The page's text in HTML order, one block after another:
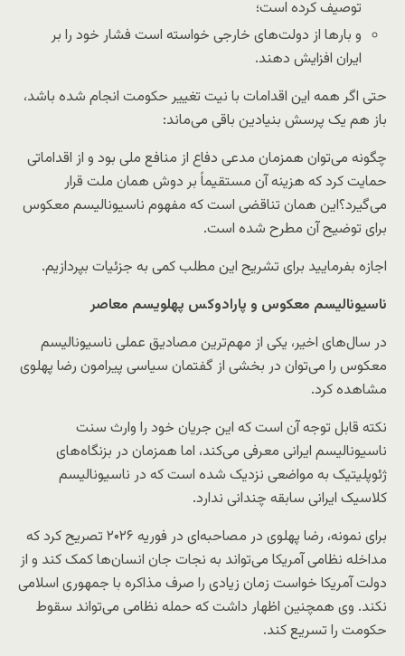
توصیف کرده است؛
و بارها از دولت‌های خارجی خواسته است فشار خود را بر
ایران افزایش دهند.
حتی اگر همه این اقدامات با نیت تغییر حکومت انجام شده باشد،
باز هم یک پرسش بنیادین باقی می‌ماند:
چگونه می‌توان همزمان مدعی دفاع از منافع ملی بود و از اقداماتی
حمایت کرد که هزینه آن مستقیماً بر دوش همان ملت قرار
می‌گیرد؟این همان تناقضی است که مفهوم ناسیونالیسم معکوس
برای توضیح آن مطرح شده است.
اجازه بفرمایید برای تشریح این مطلب کمی به جزئیات بپردازیم.
ناسیونالیسم معکوس و پارادوکس پهلویسم معاصر
در سال‌های اخیر، یکی از مهم‌ترین مصادیق عملی ناسیونالیسم
معکوس را می‌توان در بخشی از گفتمان سیاسی پیرامون رضا پهلوی
مشاهده کرد.
نکته قابل توجه آن است که این جریان خود را وارث سنت
ناسیونالیسم ایرانی معرفی می‌کند، اما همزمان در بزنگاه‌های
ژئوپلیتیک به مواضعی نزدیک شده است که در ناسیونالیسم
کلاسیک ایرانی سابقه چندانی ندارد.
برای نمونه، رضا پهلوی در مصاحبه‌ای در فوریه ۲۰۲۶ تصریح کرد که
مداخله نظامی آمریکا می‌تواند به نجات جان انسان‌ها کمک کند و از
دولت آمریکا خواست زمان زیادی را صرف مذاکره با جمهوری اسلامی
نکند. وی همچنین اظهار داشت که حمله نظامی می‌تواند سقوط
حکومت را تسریع کند.